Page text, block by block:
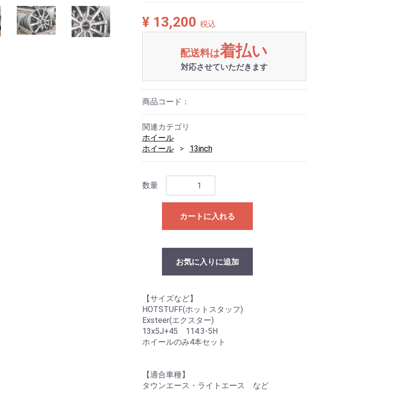
¥ 13,200 税込
配送料は着払い
対応させていただきます
商品コード：
関連カテゴリ
ホイール
ホイール
13inch
数量
カートに入れる
お気に入りに追加
【サイズなど】
HOTSTUFF(ホットスタッフ)
Exsteer(エクスター)
13x5J+45 114.3-5H
ホイールのみ4本セット
【適合車種】
タウンエース・ライトエース など